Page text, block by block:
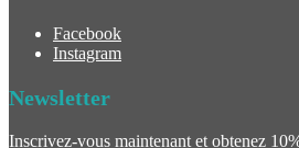
Facebook
Instagram
Newsletter
Inscrivez-vous maintenant et obtenez